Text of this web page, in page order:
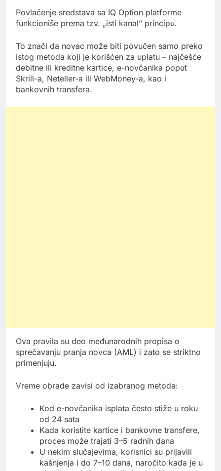
Povlačenje sredstava sa IQ Option platforme
funkcioniše prema tzv. „isti kanal“ principu.
To znači da novac može biti povučen samo preko
istog metoda koji je korišćen za uplatu – najčešće
debitne ili kreditne kartice, e-novčanika poput
Skrill-a, Neteller-a ili WebMoney-a, kao i
bankovnih transfera.
Ova pravila su deo međunarodnih propisa o
sprečavanju pranja novca (AML) i zato se striktno
primenjuju.
Vreme obrade zavisi od izabranog metoda:
Kod e-novčanika isplata često stiže u roku
od 24 sata
Kada koristite kartice i bankovne transfere,
proces može trajati 3–5 radnih dana
U nekim slučajevima, korisnici su prijavili
kašnjenja i do 7–10 dana, naročito kada je u